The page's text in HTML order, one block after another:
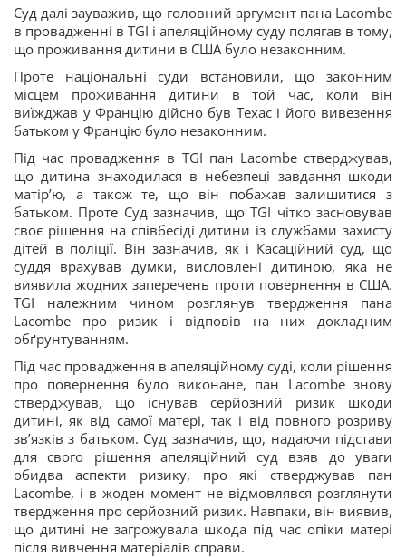
Суд далі зауважив, що головний аргумент пана Lacombe
в провадженні в TGI і апеляційному суду полягав в тому,
що проживання дитини в США було незаконним.
Проте національні суди встановили, що законним
місцем проживання дитини в той час, коли він
виїжджав у Францію дійсно був Техас і його вивезення
батьком у Францію було незаконним.
Під час провадження в TGI пан Lacombe стверджував,
що дитина знаходилася в небезпеці завдання шкоди
матір’ю, а також те, що він побажав залишитися з
батьком. Проте Суд зазначив, що TGI чітко засновував
своє рішення на співбесіді дитини із службами захисту
дітей в поліції. Він зазначив, як і Касаційний суд, що
суддя врахував думки, висловлені дитиною, яка не
виявила жодних заперечень проти повернення в США.
TGI належним чином розглянув твердження пана
Lacombe про ризик і відповів на них докладним
обґрунтуванням.
Під час провадження в апеляційному суді, коли рішення
про повернення було виконане, пан Lacombe знову
стверджував, що існував серйозний ризик шкоди
дитині, як від самої матері, так і від повного розриву
зв’язків з батьком. Суд зазначив, що, надаючи підстави
для свого рішення апеляційний суд взяв до уваги
обидва аспекти ризику, про які стверджував пан
Lacombe, і в жоден момент не відмовлявся розглянути
твердження про серйозний ризик. Навпаки, він виявив,
що дитині не загрожувала шкода під час опіки матері
після вивчення матеріалів справи.